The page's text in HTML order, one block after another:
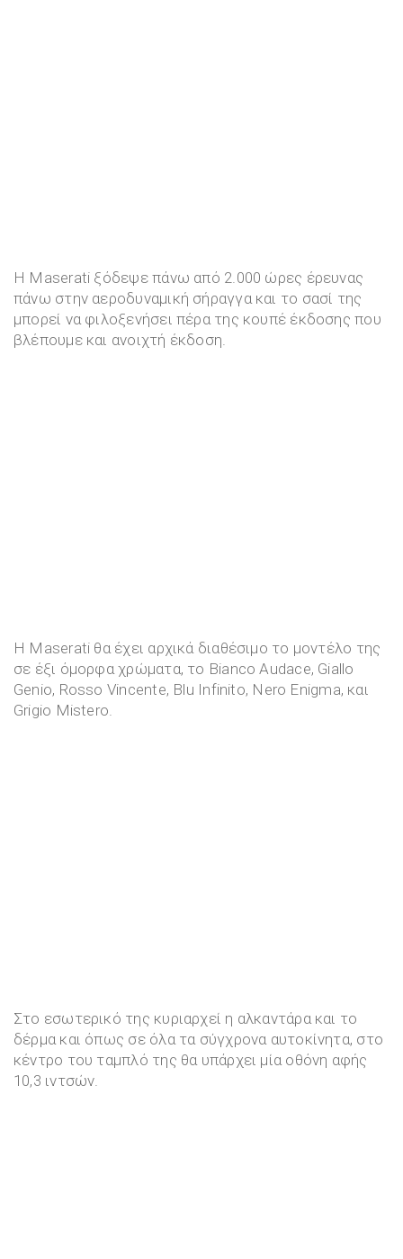
Η Maserati ξόδεψε πάνω από 2.000 ώρες έρευνας
πάνω στην αεροδυναμική σήραγγα και το σασί της
μπορεί να φιλοξενήσει πέρα της κουπέ έκδοσης που
βλέπουμε και ανοιχτή έκδοση.
Η Maserati θα έχει αρχικά διαθέσιμο το μοντέλο της
σε έξι όμορφα χρώματα, το Bianco Audace, Giallo
Genio, Rosso Vincente, Blu Infinito, Nero Enigma, και
Grigio Mistero.
Στο εσωτερικό της κυριαρχεί η αλκαντάρα και το
δέρμα και όπως σε όλα τα σύγχρονα αυτοκίνητα, στο
κέντρο του ταμπλό της θα υπάρχει μία οθόνη αφής
10,3 ιντσών.